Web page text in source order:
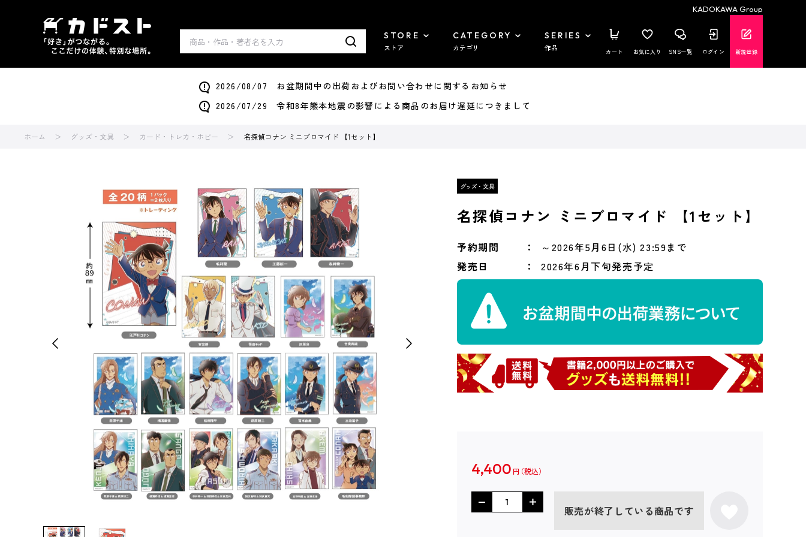
KADOKAWA Group
STORE
ストア
CATEGORY
カテゴリ
SERIES
作品 カート お気に入り SNS一覧 ログイン 新規登録
2026/08/07 お盆期間中の出荷およびお問い合わせに関するお知らせ
2026/07/29 令和8年熊本地震の影響による商品のお届け遅延につきまして
ホーム グッズ・文具 カード・トレカ・ホビー 名探偵コナン ミニブロマイド 【1セット】
名探偵コナン ミニブロマイド 【1セット】
予約期間
～2026年5月6日(水) 23:59まで
発売日
2026年6月下旬発売予定
4,400 円
販売が終了している商品です